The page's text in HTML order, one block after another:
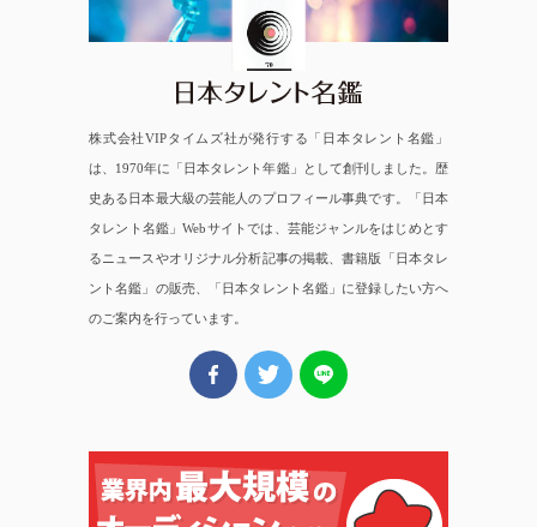
株式会社VIPタイムズ社が発行する「日本タレント名鑑」
は、1970年に「日本タレント年鑑」として創刊しました。歴
史ある日本最大級の芸能人のプロフィール事典です。「日本
タレント名鑑」Webサイトでは、芸能ジャンルをはじめとす
るニュースやオリジナル分析記事の掲載、書籍版「日本タレ
ント名鑑」の販売、「日本タレント名鑑」に登録したい方へ
のご案内を行っています。